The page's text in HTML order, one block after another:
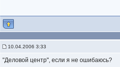
10.04.2006 3:33
"Деловой центр", если я не ошибаюсь?